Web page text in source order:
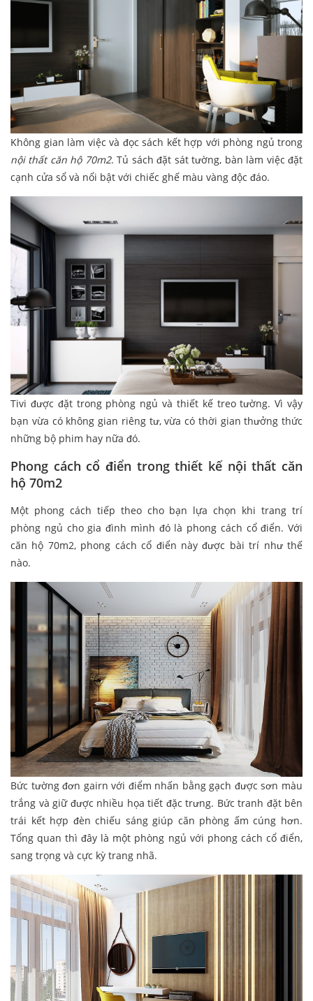
Không gian làm việc và đọc sách kết hợp với phòng ngủ trong
nội thất căn hộ 70m2. Tủ sách đặt sát tường, bàn làm việc đặt
cạnh cửa sổ và nổi bật với chiếc ghế màu vàng độc đáo.
Tivi được đặt trong phòng ngủ và thiết kế treo tường. Vì vậy
bạn vừa có không gian riêng tư, vừa có thời gian thưởng thức
những bộ phim hay nữa đó.
Phong cách cổ điển trong thiết kế nội thất căn
hộ 70m2
Một phong cách tiếp theo cho bạn lựa chọn khi trang trí
phòng ngủ cho gia đình mình đó là phong cách cổ điển. Với
căn hộ 70m2, phong cách cổ điển này được bài trí như thế
nào.
Bức tường đơn gairn với điểm nhấn bằng gạch được sơn màu
trắng và giữ được nhiều họa tiết đặc trưng. Bức tranh đặt bên
trái kết hợp đèn chiếu sáng giúp căn phòng ấm cúng hơn.
Tổng quan thì đây là một phòng ngủ với phong cách cổ điển,
sang trọng và cực kỳ trang nhã.